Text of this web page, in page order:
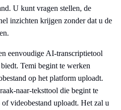
U kunt vragen stellen, de
inzichten krijgen zonder dat u de
eenvoudige AI-transcriptietool
Temi begint te werken
op het platform uploadt.
naar-teksttool die begint te
videobestand uploadt. Het zal u